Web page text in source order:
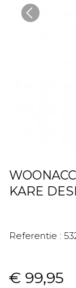
KARE
Referentie :
€ 99,95